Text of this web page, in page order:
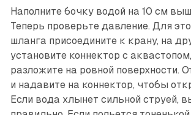
Наполните бочку водой на 10 см
Теперь проверьте давление. Для
шланга присоедините к крану, на
установите коннектор с
разложите на ровной поверхности.
и надавите на коннектор, чтобы
Если вода хлынет сильной струей,